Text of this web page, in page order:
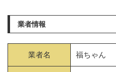
業者情報
業者名 福ちゃん